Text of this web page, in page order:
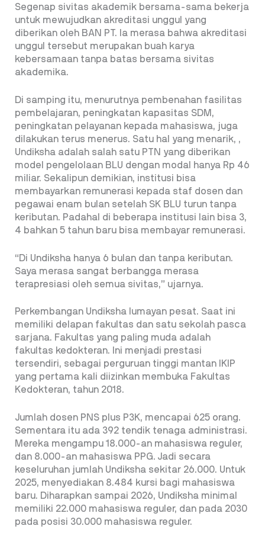
Segenap sivitas akademik bersama-sama bekerja
untuk mewujudkan akreditasi unggul yang
diberikan oleh BAN PT. Ia merasa bahwa akreditasi
unggul tersebut merupakan buah karya
kebersamaan tanpa batas bersama sivitas
akademika.
Di samping itu, menurutnya pembenahan fasilitas
pembelajaran, peningkatan kapasitas SDM,
peningkatan pelayanan kepada mahasiswa, juga
dilakukan terus menerus. Satu hal yang menarik, ,
Undiksha adalah salah satu PTN yang diberikan
model pengelolaan BLU dengan modal hanya Rp 46
miliar. Sekalipun demikian, institusi bisa
membayarkan remunerasi kepada staf dosen dan
pegawai enam bulan setelah SK BLU turun tanpa
keributan. Padahal di beberapa institusi lain bisa 3,
4 bahkan 5 tahun baru bisa membayar remunerasi.
“Di Undiksha hanya 6 bulan dan tanpa keributan.
Saya merasa sangat berbangga merasa
terapresiasi oleh semua sivitas,” ujarnya.
Perkembangan Undiksha lumayan pesat. Saat ini
memiliki delapan fakultas dan satu sekolah pasca
sarjana. Fakultas yang paling muda adalah
fakultas kedokteran. Ini menjadi prestasi
tersendiri, sebagai perguruan tinggi mantan IKIP
yang pertama kali diizinkan membuka Fakultas
Kedokteran, tahun 2018.
Jumlah dosen PNS plus P3K, mencapai 625 orang.
Sementara itu ada 392 tendik tenaga administrasi.
Mereka mengampu 18.000-an mahasiswa reguler,
dan 8.000-an mahasiswa PPG. Jadi secara
keseluruhan jumlah Undiksha sekitar 26.000. Untuk
2025, menyediakan 8.484 kursi bagi mahasiswa
baru. Diharapkan sampai 2026, Undiksha minimal
memiliki 22.000 mahasiswa reguler, dan pada 2030
pada posisi 30.000 mahasiswa reguler.